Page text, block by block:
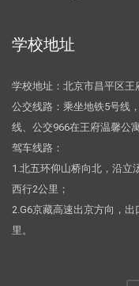
学校地址
学校地址：北京市昌平区王
公交线路：乘坐地铁5号线
线、公交966在王府温馨公
驾车线路：
1.北五环仰山桥向北，沿立
西行2公里；
2.G6京藏高速出京方向，
里。